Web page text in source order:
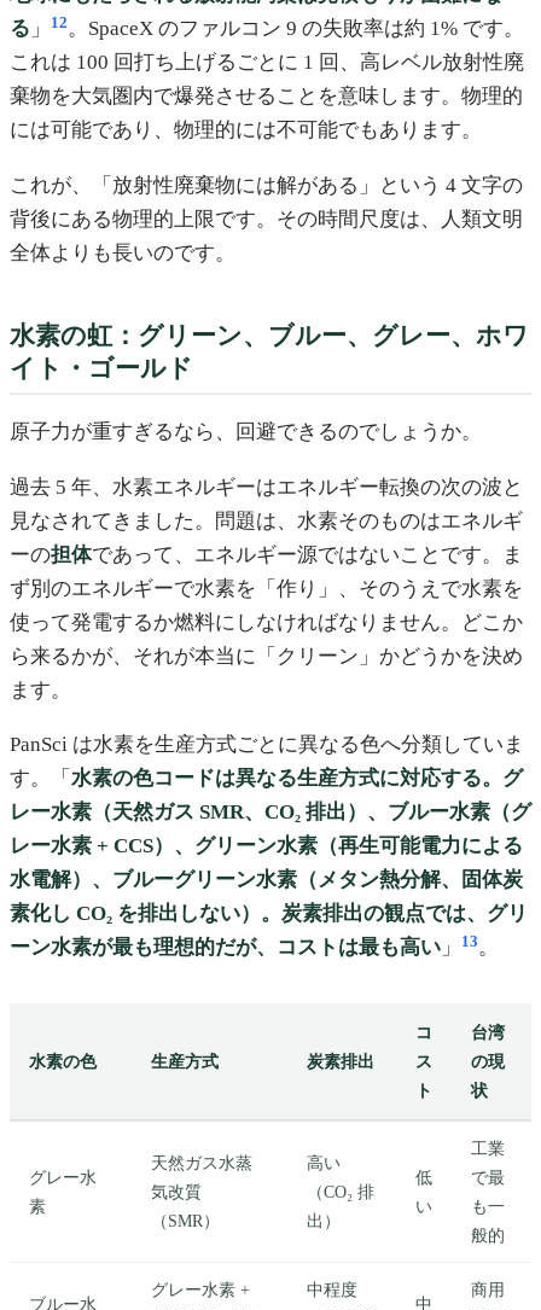
る 」 12。SpaceX のファルコン 9 の失敗率は約 1% です。
これは 100 回打ち上げるごとに 1 回、高レベル放射性廃
棄物を大気圏内で爆発させることを意味します。物理的
には可能であり、物理的には不可能でもあります。
これが、「放射性廃棄物には解がある」という 4 文字の
背後にある物理的上限です。その時間尺度は、人類文明
全体よりも長いのです。
水素の虹：グリーン、ブルー、グレー、ホワ
イト・ゴールド
原子力が重すぎるなら、回避できるのでしょうか。
過去 5 年、水素エネルギーはエネルギー転換の次の波と
見なされてきました。問題は、水素そのものはエネルギ
ーの担体であって、エネルギー源ではないことです。ま
ず別のエネルギーで水素を「作り」、そのうえで水素を
使って発電するか燃料にしなければなりません。どこか
ら来るかが、それが本当に「クリーン」かどうかを決め
ます。
PanSci は水素を生産方式ごとに異なる色へ分類していま
す。「 水素の色コードは異なる生産方式に対応する。グ
レー水素（天然ガス SMR、CO₂ 排出）、ブルー水素（グ
レー水素 + CCS）、グリーン水素（再生可能電力による
水電解）、ブルーグリーン水素（メタン熱分解、固体炭
素化し CO₂ を排出しない）。炭素排出の観点では、グリ
ーン水素が最も理想的だが、コストは最も高い 」 13。
水素の色 生産方式 炭素排出
コ
ス
ト
台湾
の現
状
グレー水
素
天然ガス水蒸
気改質
（SMR）
高い
（CO₂ 排
出）
低
い
工業
で最
も一
般的
ブルー水
グレー水素 +
中程度
中
商用